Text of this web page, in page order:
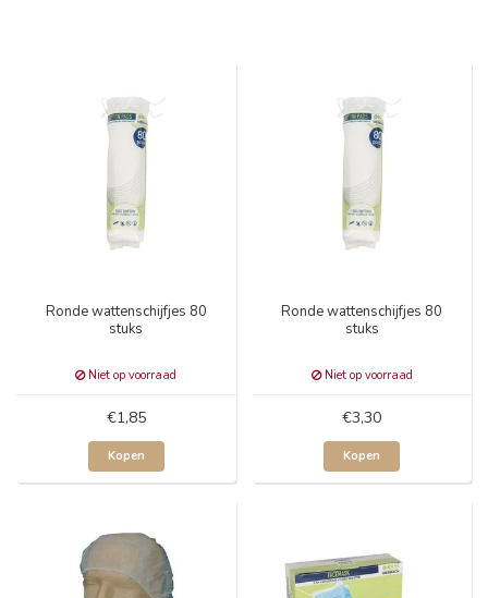
Ronde wattenschijfjes 80
stuks
Niet op voorraad
€1,85
Kopen
Ronde wattenschijfjes 80
stuks
Niet op voorraad
€3,30
Kopen